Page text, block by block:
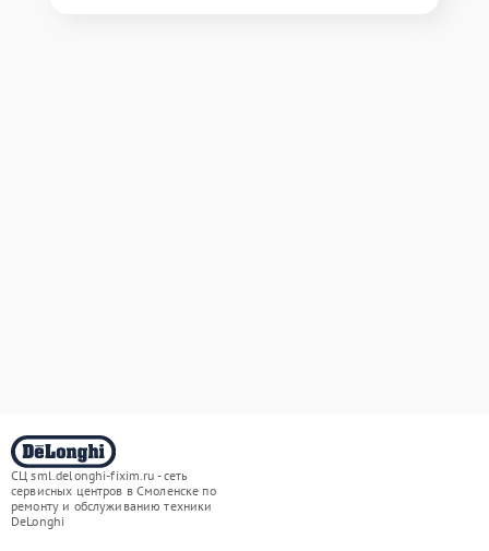
СЦ sml.delonghi-fixim.ru - сеть
сервисных центров в Смоленске по
ремонту и обслуживанию техники
DeLonghi